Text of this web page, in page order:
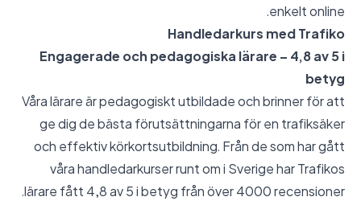
enkelt online.
Handledarkurs med Trafiko
Engagerade och pedagogiska lärare – 4,8 av 5 i
betyg
Våra lärare är pedagogiskt utbildade och brinner för att
ge dig de bästa förutsättningarna för en trafiksäker
och effektiv körkortsutbildning. Från de som har gått
våra handledarkurser runt om i Sverige har Trafikos
lärare fått 4,8 av 5 i betyg från över 4000 recensioner.